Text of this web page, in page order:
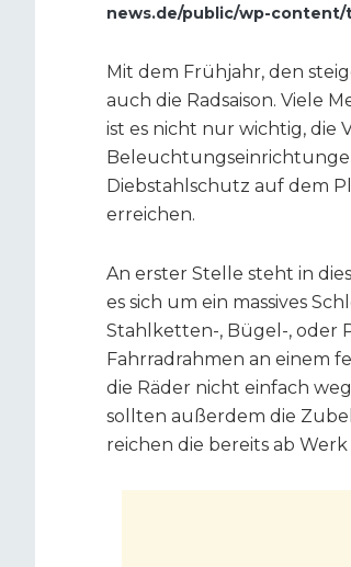
news.de/public/wp-content/
Mit dem Frühjahr, den
auch die Radsaison. Viele
ist es nicht nur wichtig, die
Diebstahlschutz auf dem
erreichen.
An erster Stelle steht in
es sich um ein massives
Stahlketten-, Bügel-, oder
Fahrradrahmen an einem
die Räder nicht einfach
sollten außerdem die
reichen die bereits ab